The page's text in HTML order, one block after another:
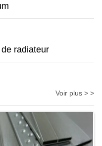
radiateur
Voir plus > >